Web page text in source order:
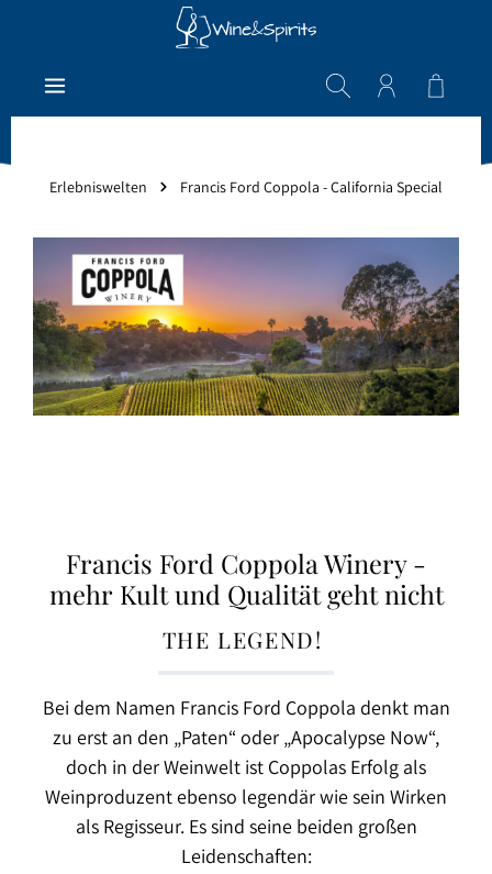
Zum Hauptinhalt springen
Erlebniswelten Francis Ford Coppola - California Special
Francis Ford Coppola Winery -
mehr Kult und Qualität geht nicht
THE LEGEND!
Bei dem Namen Francis Ford Coppola denkt man
zu erst an den „Paten“ oder „Apocalypse Now“,
doch in der Weinwelt ist Coppolas Erfolg als
Weinproduzent ebenso legendär wie sein Wirken
als Regisseur. Es sind seine beiden großen
Leidenschaften: